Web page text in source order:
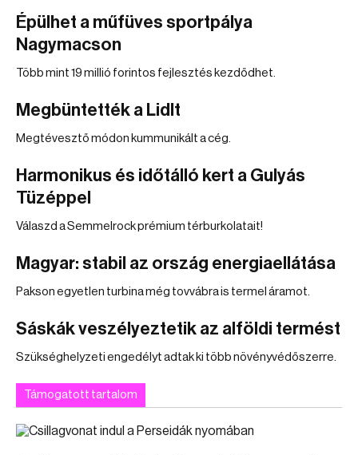
Épülhet a műfüves sportpálya
Nagymacson
Több mint 19 millió forintos fejlesztés kezdődhet.
Megbüntették a Lidlt
Megtévesztő módon kummunikált a cég.
Harmonikus és időtálló kert a Gulyás
Tüzéppel
Válaszd a Semmelrock prémium térburkolatait!
Magyar: stabil az ország energiaellátása
Pakson egyetlen turbina még tovvábra is termel áramot.
Sáskák veszélyeztetik az alföldi termést
Szükséghelyzeti engedélyt adtak ki több növényvédőszerre.
Támogatott tartalom